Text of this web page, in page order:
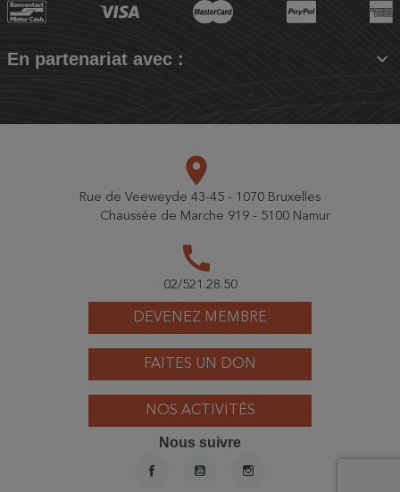
En partenariat avec : 
DEVENEZ MEMBRE
FAITES UN DON
NOS ACTIVITÉS
place
Rue de Veeweyde 43-45 - 1070 Bruxelles
Chaussée de Marche 919 - 5100 Namur
call
02/521.28.50
Nous suivre